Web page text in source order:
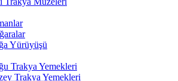
Yürüyüşü
Trakya Yemekleri
Trakya Yemekleri